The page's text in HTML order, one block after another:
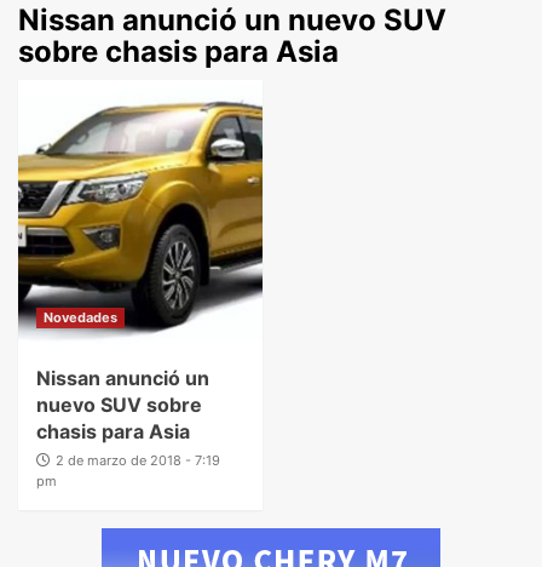
Nissan anunció un nuevo SUV
sobre chasis para Asia
Novedades
Nissan anunció un
nuevo SUV sobre
chasis para Asia
2 de marzo de 2018 - 7:19
pm